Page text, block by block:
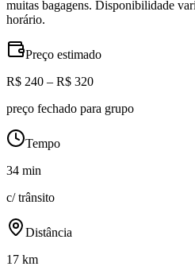
muitas bagagens. Disponibilidade
horário.
Preço estimado
R$ 240 – R$ 320
preço fechado para grupo
Tempo
34 min
c/ trânsito
Distância
17 km